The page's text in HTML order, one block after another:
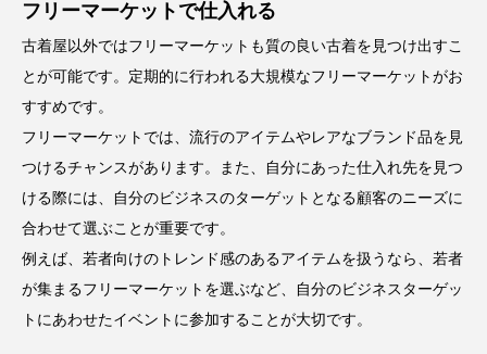
フリーマーケットで仕入れる
古着屋以外ではフリーマーケットも質の良い古着を見つけ出すこ
とが可能です。定期的に行われる大規模なフリーマーケットがお
すすめです。
フリーマーケットでは、流行のアイテムやレアなブランド品を見
つけるチャンスがあります。また、自分にあった仕入れ先を見つ
ける際には、自分のビジネスのターゲットとなる顧客のニーズに
合わせて選ぶことが重要です。
例えば、若者向けのトレンド感のあるアイテムを扱うなら、若者
が集まるフリーマーケットを選ぶなど、自分のビジネスターゲッ
トにあわせたイベントに参加することが大切です。